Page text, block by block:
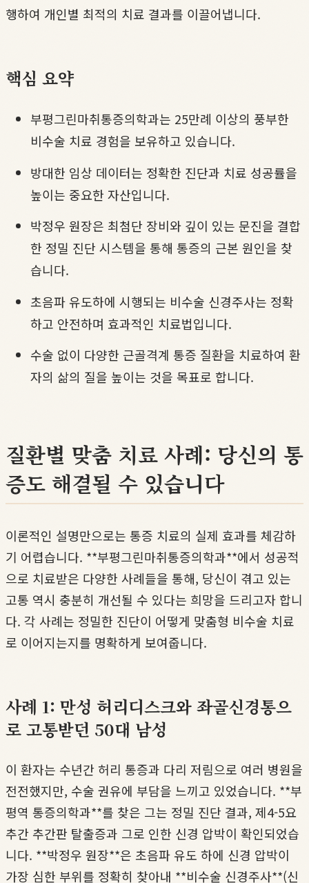
행하여 개인별 최적의 치료 결과를 이끌어냅니다.
핵심 요약
부평그린마취통증의학과는 25만례 이상의 풍부한
비수술 치료 경험을 보유하고 있습니다.
방대한 임상 데이터는 정확한 진단과 치료 성공률을
높이는 중요한 자산입니다.
박정우 원장은 최첨단 장비와 깊이 있는 문진을 결합
한 정밀 진단 시스템을 통해 통증의 근본 원인을 찾
습니다.
초음파 유도하에 시행되는 비수술 신경주사는 정확
하고 안전하며 효과적인 치료법입니다.
수술 없이 다양한 근골격계 통증 질환을 치료하여 환
자의 삶의 질을 높이는 것을 목표로 합니다.
질환별 맞춤 치료 사례: 당신의 통
증도 해결될 수 있습니다
이론적인 설명만으로는 통증 치료의 실제 효과를 체감하
기 어렵습니다. **부평그린마취통증의학과**에서 성공적
으로 치료받은 다양한 사례들을 통해, 당신이 겪고 있는
고통 역시 충분히 개선될 수 있다는 희망을 드리고자 합니
다. 각 사례는 정밀한 진단이 어떻게 맞춤형 비수술 치료
로 이어지는지를 명확하게 보여줍니다.
사례 1: 만성 허리디스크와 좌골신경통으
로 고통받던 50대 남성
이 환자는 수년간 허리 통증과 다리 저림으로 여러 병원을
전전했지만, 수술 권유에 부담을 느끼고 있었습니다. **부
평역 통증의학과**를 찾은 그는 정밀 진단 결과, 제4-5요
추간 추간판 탈출증과 그로 인한 신경 압박이 확인되었습
니다. **박정우 원장**은 초음파 유도 하에 신경 압박이
가장 심한 부위를 정확히 찾아내 **비수술 신경주사**(신